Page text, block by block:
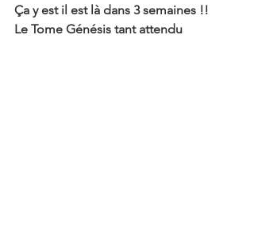
Ça y est il est là dans 3 semaines !!
Le Tome Génésis tant attendu